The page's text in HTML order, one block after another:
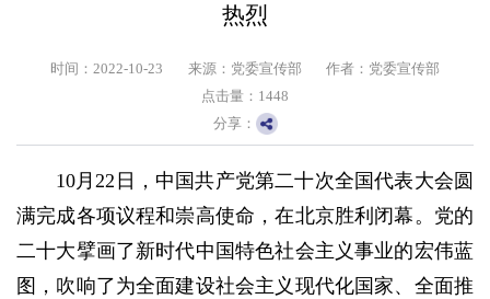
热烈
时间：2022-10-23 来源：党委宣传部
作者：党委宣传部
点击量： 1448
分享：
10月22日，中国共产党第二十次全国代表大会圆
满完成各项议程和崇高使命，在北京胜利闭幕。党的
二十大擘画了新时代中国特色社会主义事业的宏伟蓝
图，吹响了为全面建设社会主义现代化国家、全面推